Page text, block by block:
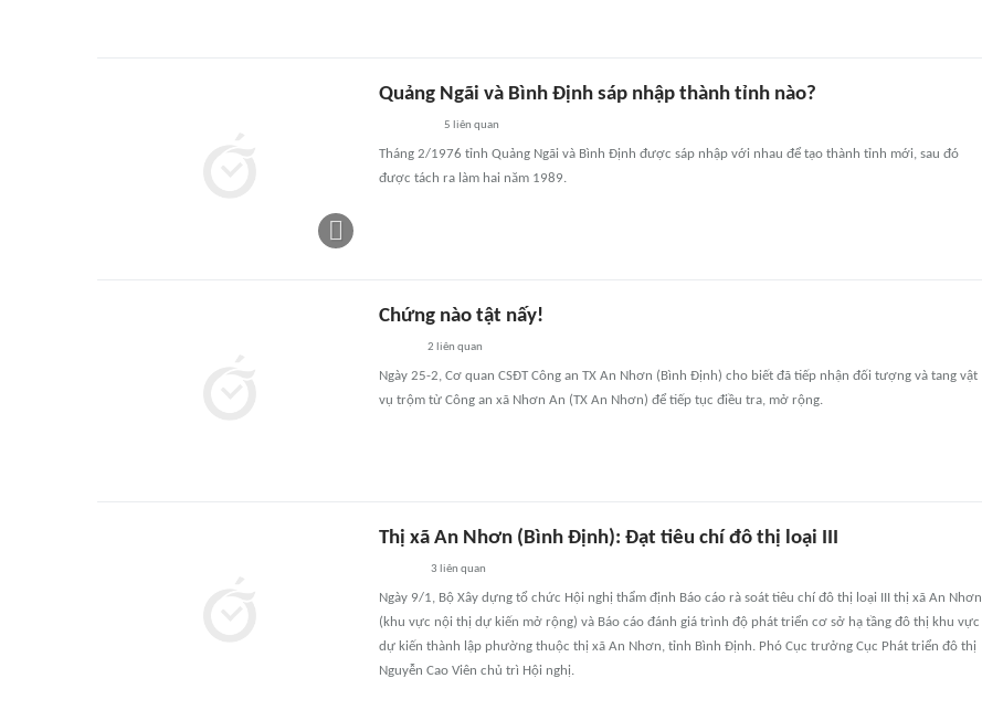
Quảng Ngãi và Bình Định sáp nhập thành tỉnh nào?
5 liên quan
Tháng 2/1976 tỉnh Quảng Ngãi và Bình Định được sáp nhập với nhau để tạo thành tỉnh mới, sau đó
được tách ra làm hai năm 1989.
Chứng nào tật nấy!
2 liên quan
Ngày 25-2, Cơ quan CSĐT Công an TX An Nhơn (Bình Định) cho biết đã tiếp nhận đối tượng và tang vật
vụ trộm từ Công an xã Nhơn An (TX An Nhơn) để tiếp tục điều tra, mở rộng.
Thị xã An Nhơn (Bình Định): Đạt tiêu chí đô thị loại III
3 liên quan
Ngày 9/1, Bộ Xây dựng tổ chức Hội nghị thẩm định Báo cáo rà soát tiêu chí đô thị loại III thị xã An Nhơn
(khu vực nội thị dự kiến mở rộng) và Báo cáo đánh giá trình độ phát triển cơ sở hạ tầng đô thị khu vực
dự kiến thành lập phường thuộc thị xã An Nhơn, tỉnh Bình Định. Phó Cục trưởng Cục Phát triển đô thị
Nguyễn Cao Viên chủ trì Hội nghị.